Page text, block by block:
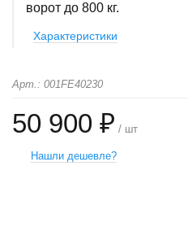
ворот до 800 кг.
Характеристики
Арт.: 001FE40230
50 900 ₽ / шт
Нашли дешевле?